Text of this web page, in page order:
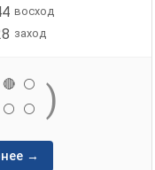
восход
заход
🔴
⚪
⚪
⚪ )
→